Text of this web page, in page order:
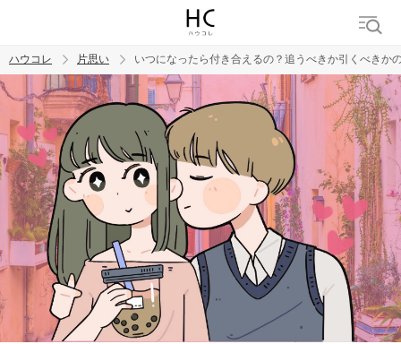
トレンド ワード
モテテク 恋がしたい 女磨き
ハウコレ 片思い いつになったら付き合えるの？追うべきか引くべきか